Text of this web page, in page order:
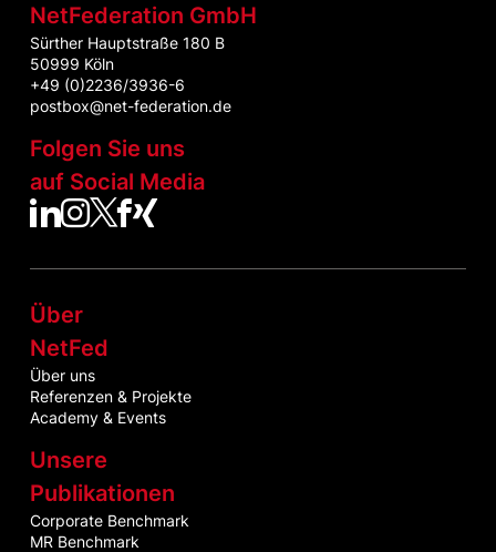
NetFederation GmbH
Sürther Hauptstraße 180 B
50999 Köln
+49 (0)2236/3936-6
postbox@net-federation.de
Folgen Sie uns
auf Social Media
NetFed auf LinkedIn
NetFed auf Instagram
NetFed auf Twitter
NetFed auf Facebook
NetFed auf Xing
Über
NetFed
Über uns
Referenzen & Projekte
Academy & Events
Unsere
Publikationen
Corporate Benchmark
MR Benchmark